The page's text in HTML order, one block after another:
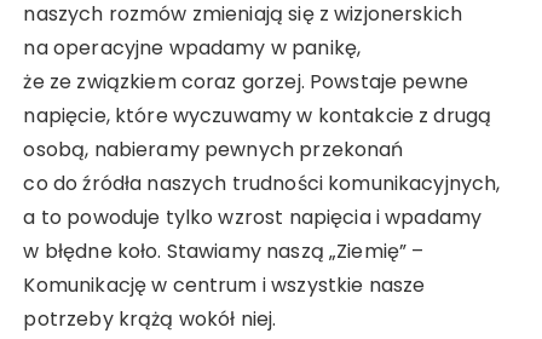
naszych rozmów zmieniają się z wizjonerskich
na operacyjne wpadamy w panikę,
że ze związkiem coraz gorzej. Powstaje pewne
napięcie, które wyczuwamy w kontakcie z drugą
osobą, nabieramy pewnych przekonań
co do źródła naszych trudności komunikacyjnych,
a to powoduje tylko wzrost napięcia i wpadamy
w błędne koło. Stawiamy naszą „Ziemię” –
Komunikację w centrum i wszystkie nasze
potrzeby krążą wokół niej.